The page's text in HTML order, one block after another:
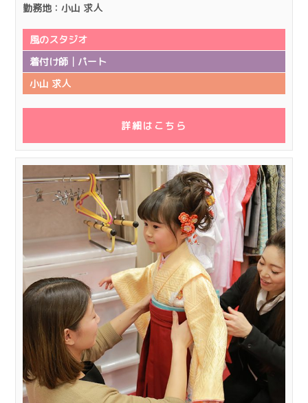
勤務地：小山 求人
風のスタジオ
着付け師│パート
小山 求人
詳細はこちら